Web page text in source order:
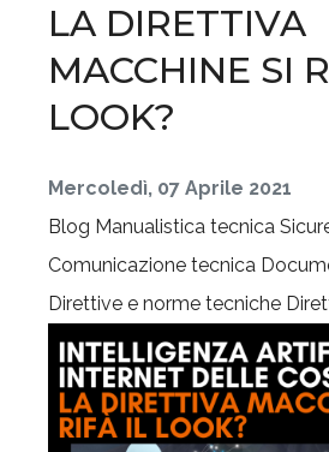
LA DIRETTIVA
MACCHINE SI
LOOK?
Mercoledì, 07 Aprile 2021
Blog Manualistica tecnica
Comunicazione tecnica
Direttive e norme tecniche